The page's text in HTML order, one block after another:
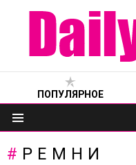
ПОПУЛЯРНОЕ
Меню
РЕМНИ